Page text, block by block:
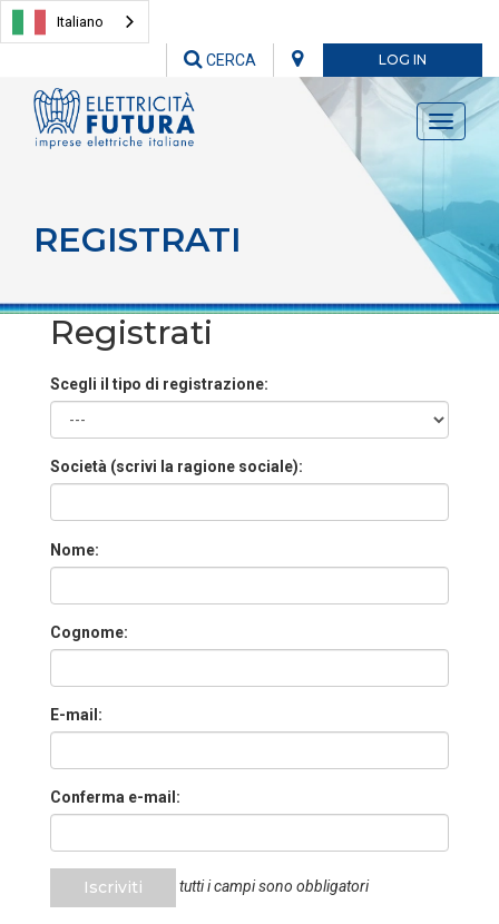
Italiano
LOG IN
CERCA
Toggle
REGISTRATI
Registrati
Scegli il tipo di registrazione:
Società (scrivi la ragione sociale):
Nome:
Cognome:
E-mail:
Conferma e-mail:
Iscriviti tutti i campi sono obbligatori